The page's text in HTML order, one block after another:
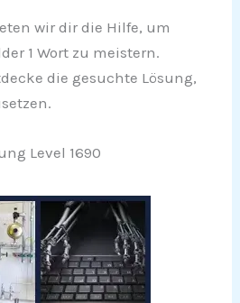
wir dir die Hilfe, um
1 Wort zu meistern.
die gesuchte Lösung,
Level 1690